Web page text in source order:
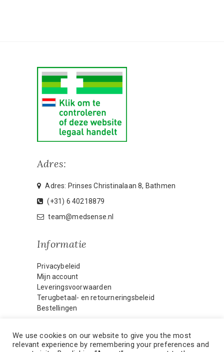
Adres:
Adres: Prinses Christinalaan 8, Bathmen
(+31) 6 40218879
team@medsense.nl
Informatie
Privacybeleid
Mijn account
Leveringsvoorwaarden
Terugbetaal- en retourneringsbeleid
Bestellingen
We use cookies on our website to give you the most
relevant experience by remembering your preferences and